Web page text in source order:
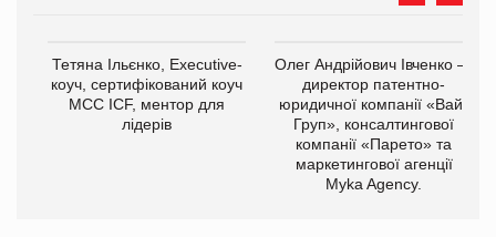
Тетяна Ільєнко, Executive-
коуч, сертифікований коуч
МСС ICF, ментор для
лідерів
Олег Андрійович Івченко —
директор патентно-
юридичної компанії «Вайз
Груп», консалтингової
компанії «Парето» та
маркетингової агенції
Myka Agency.